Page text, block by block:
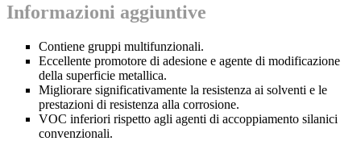
Informazioni aggiuntive
Contiene gruppi multifunzionali.
Eccellente promotore di adesione e agente di modificazione
della superficie metallica.
Migliorare significativamente la resistenza ai solventi e le
prestazioni di resistenza alla corrosione.
VOC inferiori rispetto agli agenti di accoppiamento silanici
convenzionali.